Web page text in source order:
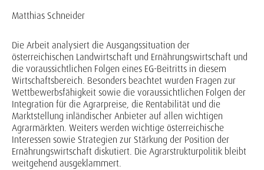
Matthias Schneider
Die Arbeit analysiert die Ausgangssituation der
österreichischen Landwirtschaft und Ernährungswirtschaft und
die voraussichtlichen Folgen eines EG-Beitritts in diesem
Wirtschaftsbereich. Besonders beachtet wurden Fragen zur
Wettbewerbsfähigkeit sowie die voraussichtlichen Folgen der
Integration für die Agrarpreise, die Rentabilität und die
Marktstellung inländischer Anbieter auf allen wichtigen
Agrarmärkten. Weiters werden wichtige österreichische
Interessen sowie Strategien zur Stärkung der Position der
Ernährungswirtschaft diskutiert. Die Agrarstrukturpolitik bleibt
weitgehend ausgeklammert.